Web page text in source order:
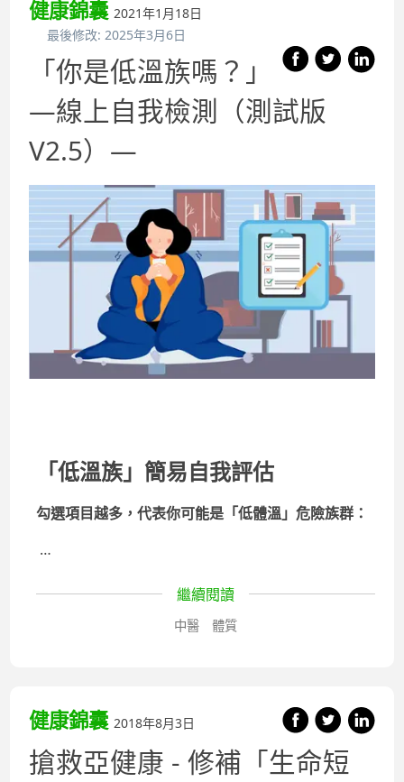
健康錦囊 2021年1月18日
最後修改: 2025年3月6日
「你是低溫族嗎？」
—線上自我檢測（測試版
V2.5）—
「低溫族」簡易自我評估
勾選項目越多，代表你可能是「低體溫」危險族群：
…
繼續閱讀
中醫 體質
健康錦囊 2018年8月3日
搶救亞健康 - 修補「生命短